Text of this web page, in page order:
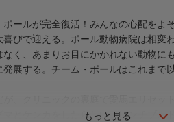
もっと見る
ールが完全復活！みんなの心配をよ
びで迎える。ポール動物病院は相変
く、あまりお目にかかれない動物に
展する。チーム・ポールはこれまで
マとケンカをしたらしいフレンチブル